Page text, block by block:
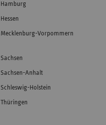
Hamburg
Hessen
Mecklenburg-Vorpommern
Sachsen
Sachsen-Anhalt
Schleswig-Holstein
Thüringen